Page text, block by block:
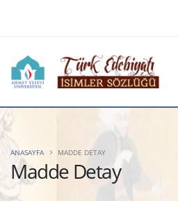
Madde Detay
ANASAYFA MADDE DETAY